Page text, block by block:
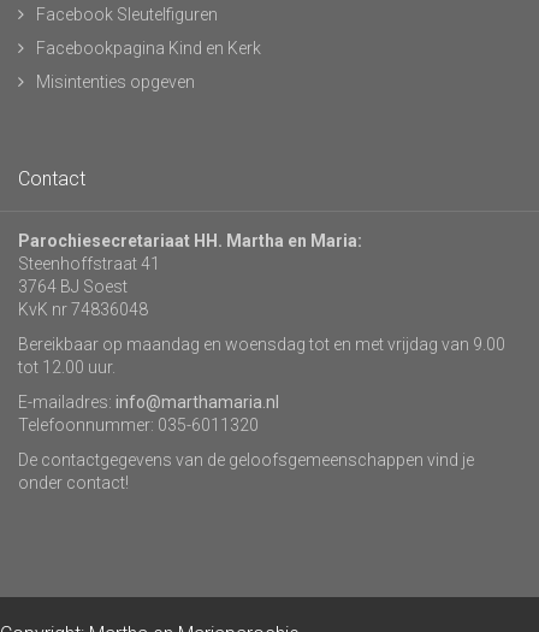
Facebook Sleutelfiguren
Facebookpagina Kind en Kerk
Misintenties opgeven
Contact
Parochiesecretariaat HH. Martha en Maria:
Steenhoffstraat 41
3764 BJ Soest
KvK nr 74836048
Bereikbaar op maandag en woensdag tot en met vrijdag van 9.00
tot 12.00 uur.
E-mailadres: info@marthamaria.nl
Telefoonnummer: 035-6011320
De contactgegevens van de geloofsgemeenschappen vind je
onder contact!